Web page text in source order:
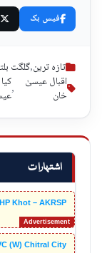
اشتہارات
Khot – AKRSP
(W) Chitral City
فیس بک
تازہ ترین,گلگت
اقبال عیسیٰ
خان
,